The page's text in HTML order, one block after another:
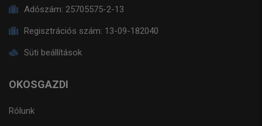
Adószám: 25705575-2-13
Regisztrációs szám: 13-09-182040
Süti beállítások
OKOSGAZDI
Rólunk